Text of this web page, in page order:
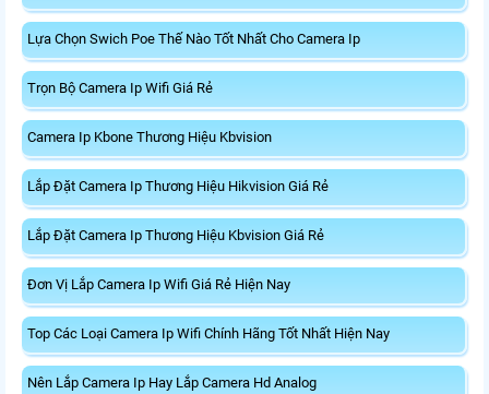
Lựa Chọn Swich Poe Thế Nào Tốt Nhất Cho Camera Ip
Trọn Bộ Camera Ip Wifi Giá Rẻ
Camera Ip Kbone Thương Hiệu Kbvision
Lắp Đặt Camera Ip Thương Hiệu Hikvision Giá Rẻ
Lắp Đặt Camera Ip Thương Hiệu Kbvision Giá Rẻ
Đơn Vị Lắp Camera Ip Wifi Giá Rẻ Hiện Nay
Top Các Loại Camera Ip Wifi Chính Hãng Tốt Nhất Hiện Nay
Nên Lắp Camera Ip Hay Lắp Camera Hd Analog